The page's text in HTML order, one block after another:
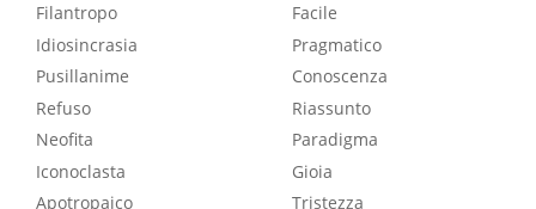
Filantropo
Idiosincrasia
Pusillanime
Refuso
Neofita
Iconoclasta
Apotropaico
Facile
Pragmatico
Conoscenza
Riassunto
Paradigma
Gioia
Tristezza